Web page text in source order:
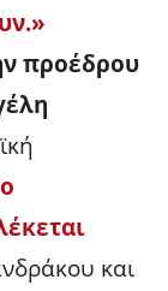
προέδρου
και